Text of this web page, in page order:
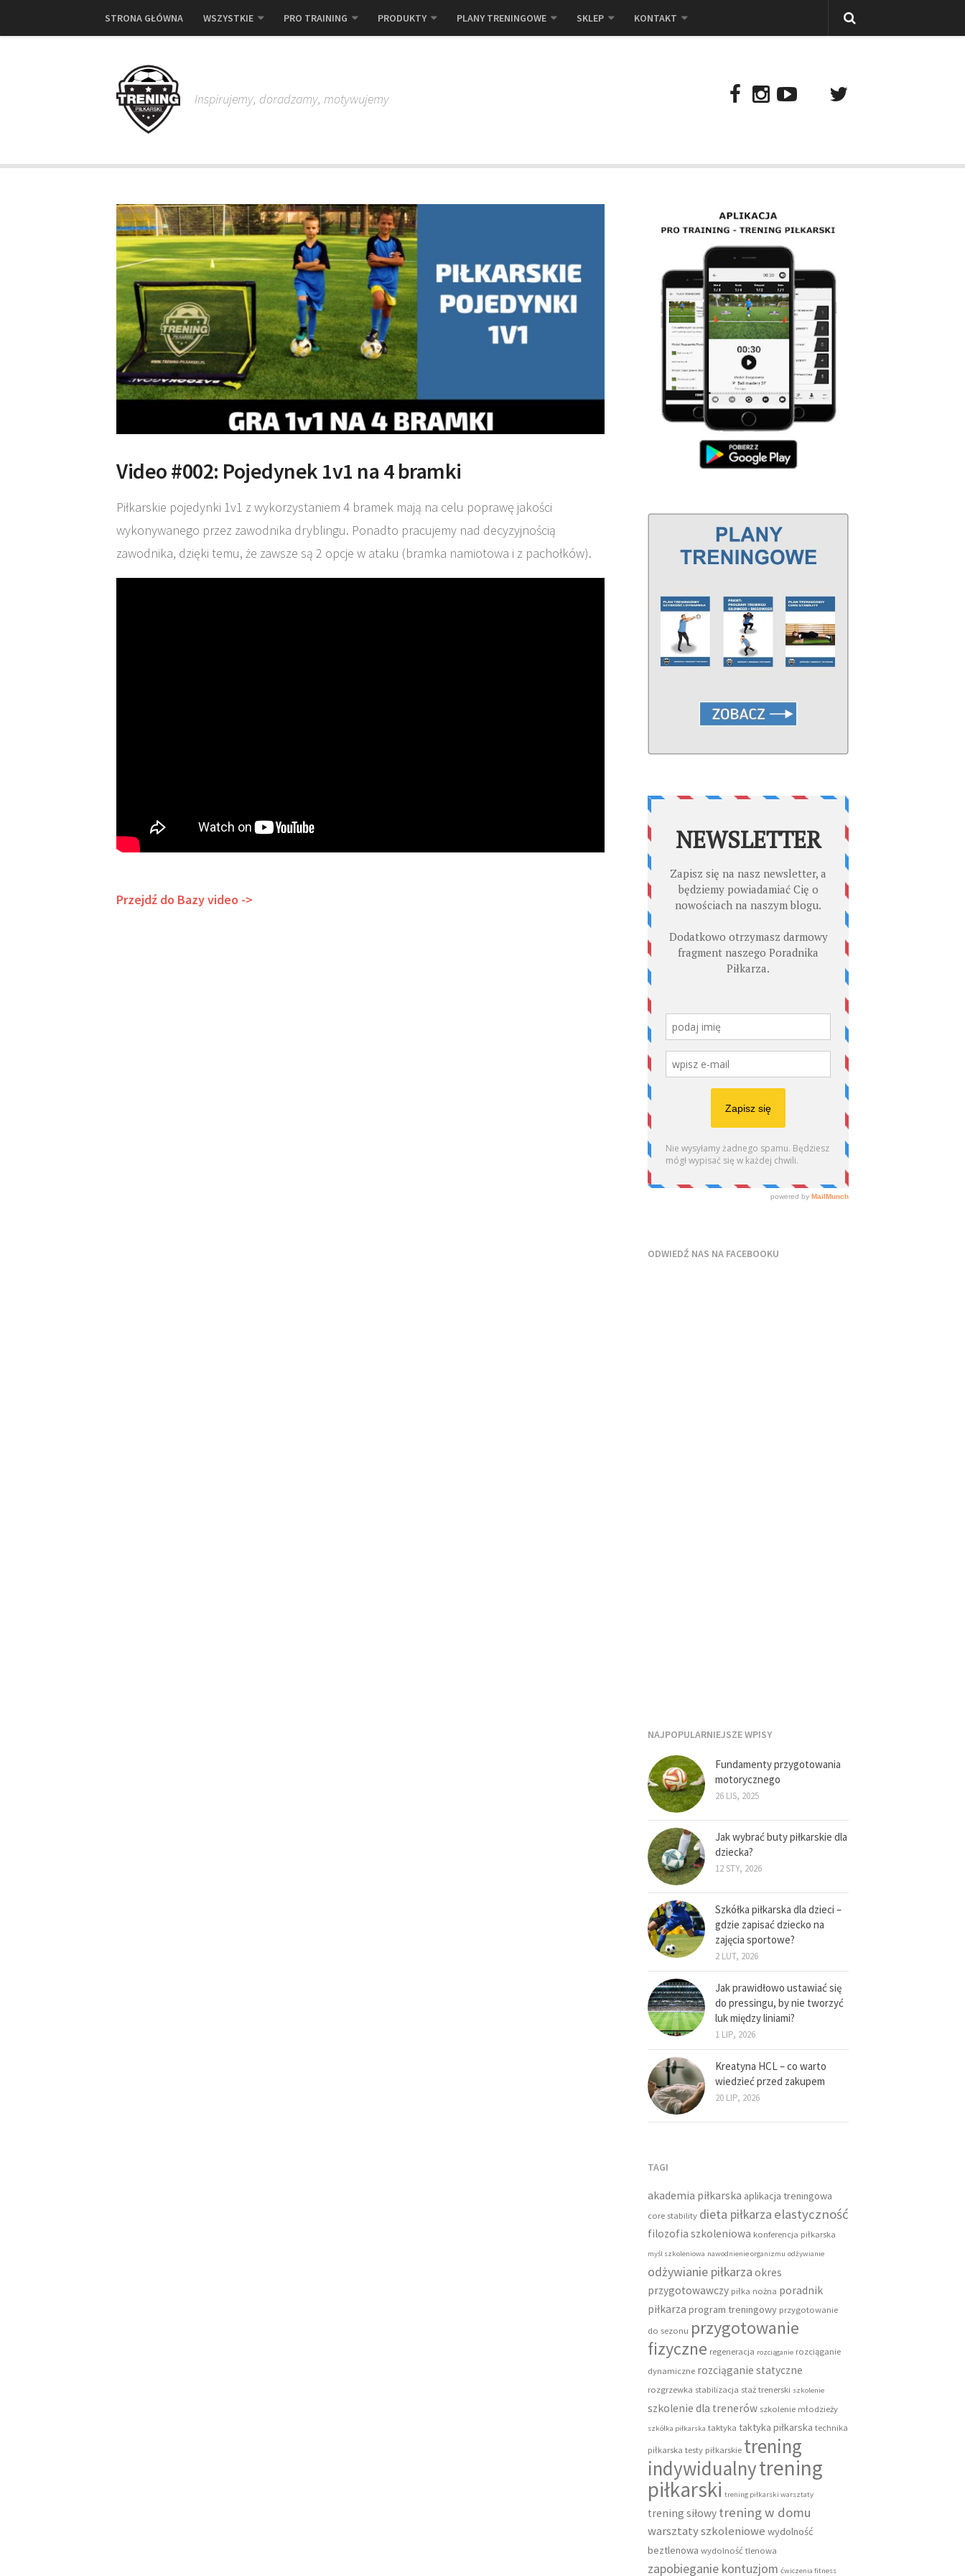
STRONA GŁÓWNA WSZYSTKIE PRO TRAINING PRODUKTY PLANY TRENINGOWE SKLEP KONTAKT
Inspirujemy, doradzamy, motywujemy
Video #002: Pojedynek 1v1 na 4 bramki
Piłkarskie pojedynki 1v1 z wykorzystaniem 4 bramek mają na celu poprawę jakości
wykonywanego przez zawodnika dryblingu. Ponadto pracujemy nad decyzyjnością
zawodnika, dzięki temu, że zawsze są 2 opcje w ataku (bramka namiotowa i z pachołków).
Przejdź do Bazy video ->
ODWIEDŹ NAS NA FACEBOOKU
NAJPOPULARNIEJSZE WPISY
Fundamenty przygotowania
motorycznego
26 LIS, 2025
Jak wybrać buty piłkarskie dla
dziecka?
12 STY, 2026
Szkółka piłkarska dla dzieci –
gdzie zapisać dziecko na
zajęcia sportowe?
2 LUT, 2026
Jak prawidłowo ustawiać się
do pressingu, by nie tworzyć
luk między liniami?
1 LIP, 2026
Kreatyna HCL – co warto
wiedzieć przed zakupem
20 LIP, 2026
TAGI
akademia piłkarska aplikacja treningowa
core stability dieta piłkarza elastyczność
filozofia szkoleniowa konferencja piłkarska
myśl szkoleniowa nawodnienie organizmu odżywianie
odżywianie piłkarza okres
przygotowawczy piłka nożna poradnik
piłkarza program treningowy przygotowanie
do sezonu przygotowanie
fizyczne regeneracja rozciąganie rozciąganie
dynamiczne rozciąganie statyczne
rozgrzewka stabilizacja staż trenerski szkolenie
szkolenie dla trenerów szkolenie młodzieży
szkółka piłkarska taktyka taktyka piłkarska technika
piłkarska testy piłkarskie trening
indywidualnytrening
piłkarski trening piłkarski warsztaty
trening siłowy trening w domu
warsztaty szkoleniowe wydolność
beztlenowa wydolność tlenowa
zapobieganie kontuzjom ćwiczenia fitness